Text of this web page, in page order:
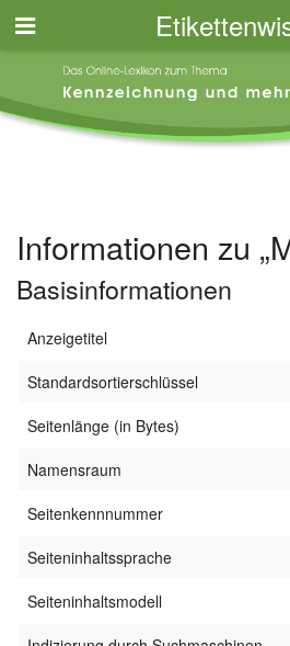
Informationen zu
Basisinformationen
Anzeigetitel
Standardsortierschlüssel
Seitenlänge (in Bytes)
Namensraum
Seitenkennnummer
Seiteninhaltssprache
Seiteninhaltsmodell